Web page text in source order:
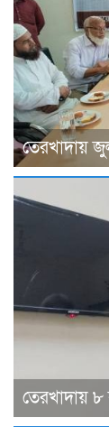
তেরখাদায়
তেরখাদায়